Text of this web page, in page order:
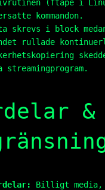
( ftape i
kommandon.
skrevs i block
rullade
streamingprogram.
&
Billigt media,